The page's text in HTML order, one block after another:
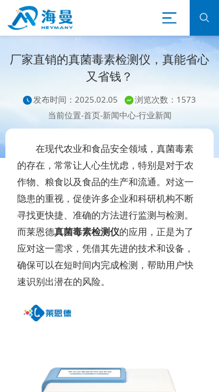
厂家直销的真菌毒素检测仪，真能省心
又省钱？
发布时间：2025.02.05
浏览次数：1573
当前位置-首页-新闻中心-行业新闻
在现代农业和食品安全领域，真菌毒素
的存在，常常让人心生忧虑，特别是对于农
作物、粮食以及食品的生产和流通。对这一
隐患的重视，促使许多企业和科研机构不断
寻找更快捷、准确的方法进行监测与检测。
而莱恩德真菌毒素检测仪的应用，正是为了
应对这一需求，凭借其先进的技术和设备，
确保可以在短时间内完成检测，帮助用户快
速识别出潜在的风险。